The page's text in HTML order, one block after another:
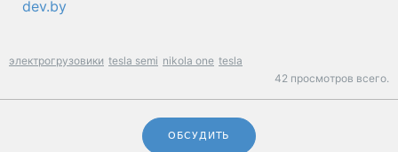
dev.by
электрогрузовики tesla semi nikola one tesla
42 просмотров всего.
ОБСУДИТЬ